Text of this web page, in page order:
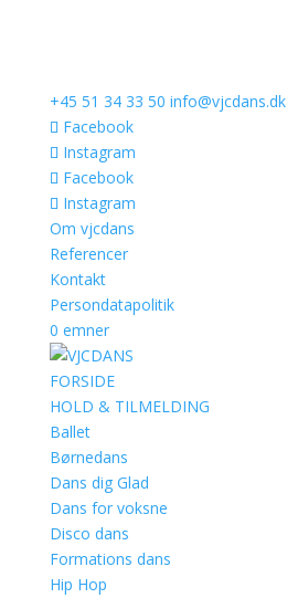
+45 51 34 33 50 info@vjcdans.dk
Facebook
Instagram
Facebook
Instagram
Om vjcdans
Referencer
Kontakt
Persondatapolitik
0 emner
FORSIDE
HOLD & TILMELDING
Ballet
Børnedans
Dans dig Glad
Dans for voksne
Disco dans
Formations dans
Hip Hop